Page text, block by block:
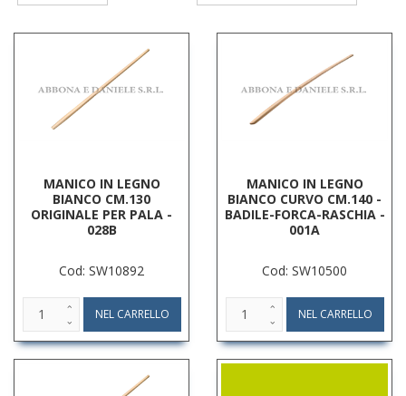
MANICO IN LEGNO
BIANCO CM.130
ORIGINALE PER PALA -
028B
Cod: SW10892
MANICO IN LEGNO
BIANCO CURVO CM.140 -
BADILE-FORCA-RASCHIA -
001A
Cod: SW10500